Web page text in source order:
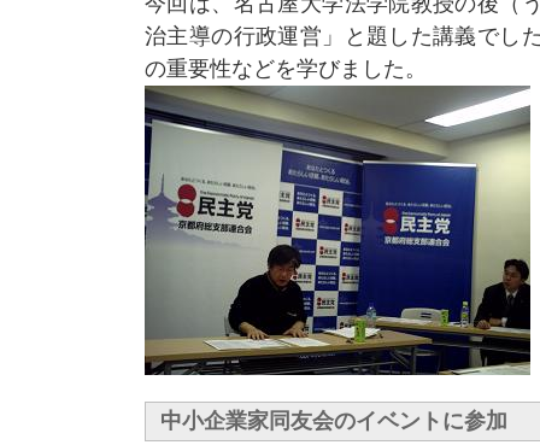
治主導の行政運営」と題した講義でし
の重要性などを学びました。
中小企業家同友会のイベントに参加